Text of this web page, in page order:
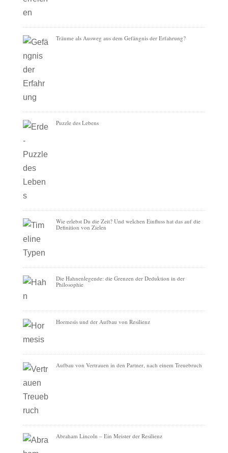
Träume als Ausweg aus dem Gefängnis der Erfahrung?
Puzzle des Lebens
Wie erlebst Du die Zeit? Und welchen Einfluss hat das auf die
Definition von Zielen
Die Hahnenlegende: die Grenzen der Deduktion in der
Philosophie
Hormesis und der Aufbau von Resilienz
Aufbau von Vertrauen in den Partner, nach einem Treuebruch
Abraham Lincoln – Ein Meister der Resilienz